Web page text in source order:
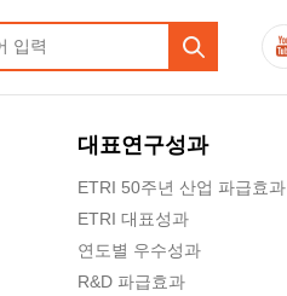
대표연구성과
ETRI 50주년 산업 파급효과
ETRI 대표성과
연도별 우수성과
R&D 파급효과